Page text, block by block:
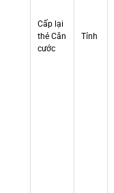
Cấp lại
thẻ Căn
cước
Tỉnh